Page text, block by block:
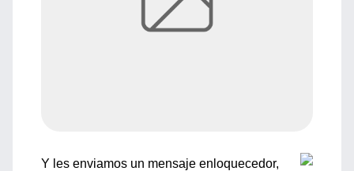
Y les enviamos un mensaje enloquecedor,